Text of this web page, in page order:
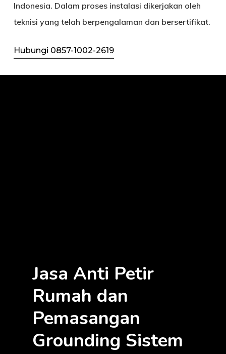
Indonesia. Dalam proses instalasi dikerjakan oleh
teknisi yang telah berpengalaman dan bersertifikat.
Hubungi 0857-1002-2619
Jasa Anti Petir
Rumah dan
Pemasangan
Grounding Sistem